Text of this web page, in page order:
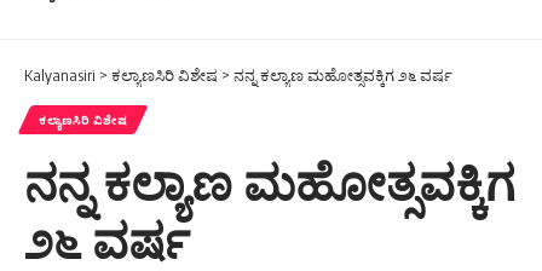
Kalyanasiri > ಕಲ್ಯಾಣಸಿರಿ ವಿಶೇಷ > ನನ್ನ ಕಲ್ಯಾಣ ಮಹೋತ್ಸವಕ್ಕಿಗ ೨೬ ವರ್ಷ
ಕಲ್ಯಾಣಸಿರಿ ವಿಶೇಷ
ನನ್ನ ಕಲ್ಯಾಣ ಮಹೋತ್ಸವಕ್ಕಿಗ
೨೬ ವರ್ಷ